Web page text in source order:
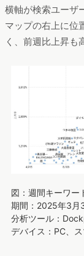
横軸が検索ユーザ
マップの右上に位
く、前週比上昇も
図：週間キーワー
期間：2025年3月
分析ツール：
デバイス：PC、